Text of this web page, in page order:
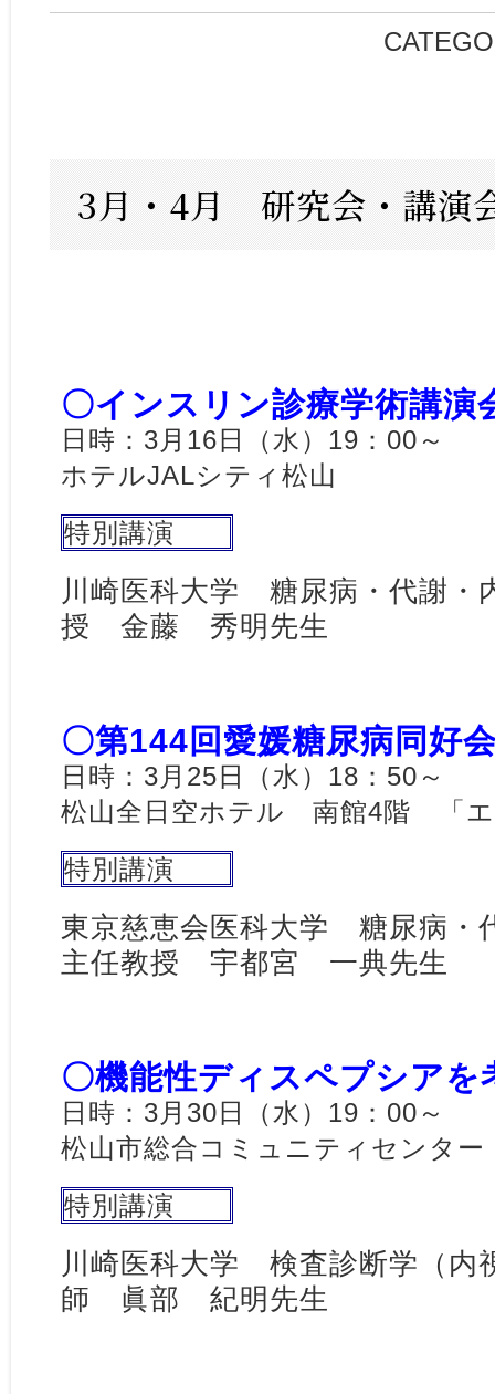
3月・4月 研究会・講演
〇インスリン診療学術講演
日時：3月16日（水）19：00～
ホテルJALシティ松山
特別講演
川崎医科大学 糖尿病・代謝
授 金藤 秀明先生
〇第144回愛媛糖尿病同好
日時：3月25日（水）18：50～
松山全日空ホテル 南館4階 「エ
特別講演
東京慈恵会医科大学 糖尿病
主任教授 宇都宮 一典先生
〇機能性ディスペプシアを
日時：3月30日（水）19：00～
松山市総合コミュニティセンタ
特別講演
川崎医科大学 検査診断学（
師 眞部 紀明先生